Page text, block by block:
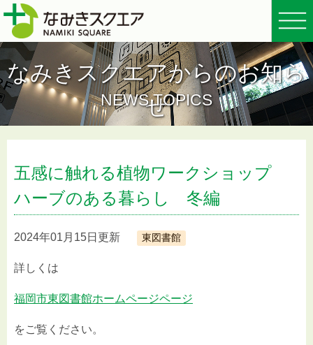
なみきスクエアからのお知ら
せ
NEWS TOPICS
五感に触れる植物ワークショップ
ハーブのある暮らし 冬編
2024年01月15日更新 東図書館
詳しくは
福岡市東図書館ホームページページ
をご覧ください。